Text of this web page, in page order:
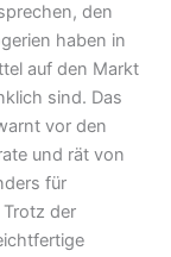
den
haben in
auf den Markt
sind. Das
vor den
und rät von
für
der